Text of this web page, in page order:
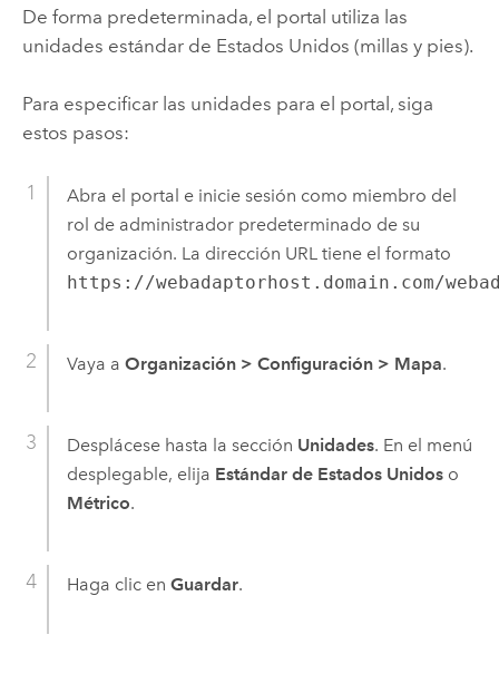
De forma predeterminada, el portal utiliza las
unidades estándar de Estados Unidos (millas y pies).
Para especificar las unidades para el portal, siga
estos pasos:
Abra el portal e inicie sesión como miembro del
rol de administrador predeterminado de su
organización. La dirección URL tiene el formato
https://webadaptorhost.domain.com/
Vaya a Organización > Configuración > Mapa.
Desplácese hasta la sección Unidades. En el menú
desplegable, elija Estándar de Estados Unidoso
Métrico.
Haga clic en Guardar.